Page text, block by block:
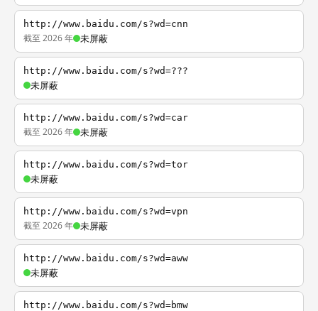
http://www.baidu.com/s?wd=cnn
截至 2026 年 未屏蔽
http://www.baidu.com/s?wd=???
未屏蔽
http://www.baidu.com/s?wd=car
截至 2026 年 未屏蔽
http://www.baidu.com/s?wd=tor
未屏蔽
http://www.baidu.com/s?wd=vpn
截至 2026 年 未屏蔽
http://www.baidu.com/s?wd=aww
未屏蔽
http://www.baidu.com/s?wd=bmw